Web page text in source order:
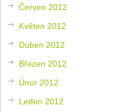
Červen 2012
Květen 2012
Duben 2012
Březen 2012
Únor 2012
Leden 2012